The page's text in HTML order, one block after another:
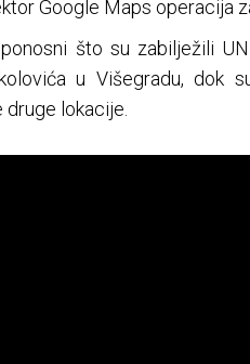
Google Maps operacija
što su zabilježili
u Višegradu, dok
lokacije.